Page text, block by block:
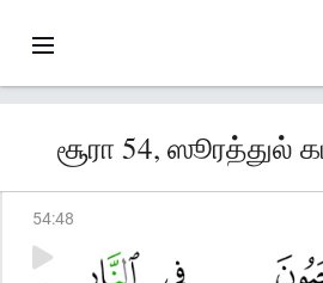
சூரா 54, ஸூரத்துல்
54:48